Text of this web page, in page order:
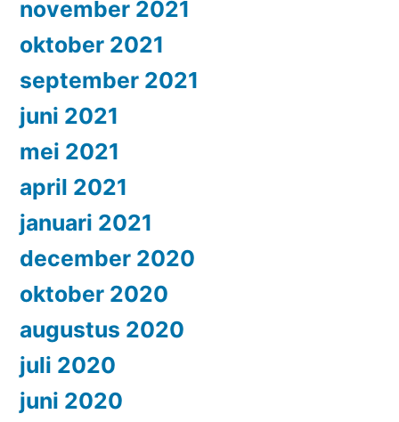
november 2021
oktober 2021
september 2021
juni 2021
mei 2021
april 2021
januari 2021
december 2020
oktober 2020
augustus 2020
juli 2020
juni 2020